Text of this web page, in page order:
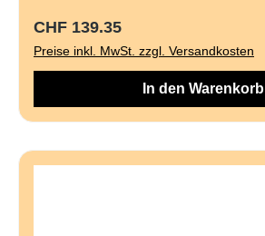
Regulärer Preis:
CHF 139.35
Preise inkl. MwSt. zzgl. Versandkosten
In den Warenkorb